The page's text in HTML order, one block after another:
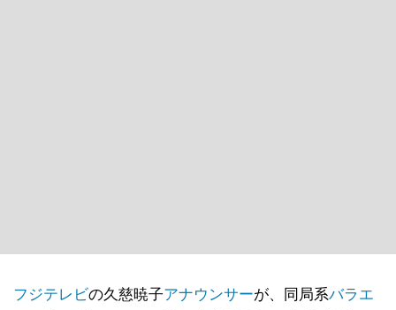
フジテレビの久慈暁子アナウンサーが、同局系バラエ